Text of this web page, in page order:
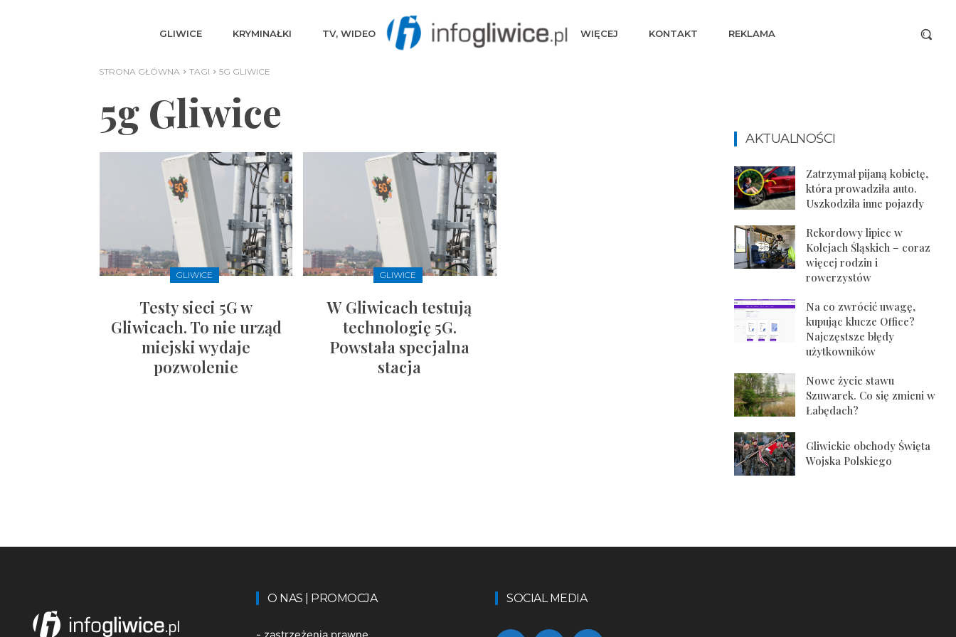
GLIWICE KRYMINAŁKI TV, WIDEO WIĘCEJ KONTAKT REKLAMA
STRONA GŁÓWNA TAGI 5G GLIWICE
5g Gliwice
GLIWICE
Testy sieci 5G w
Gliwicach. To nie urząd
miejski wydaje
pozwolenie
GLIWICE
W Gliwicach testują
technologię 5G.
Powstała specjalna
stacja
AKTUALNOŚCI
Zatrzymał pijaną kobietę,
która prowadziła auto.
Uszkodziła inne pojazdy
Rekordowy lipiec w
Kolejach Śląskich – coraz
więcej rodzin i
rowerzystów
Na co zwrócić uwagę,
kupując klucze Office?
Najczęstsze błędy
użytkowników
Nowe życie stawu
Szuwarek. Co się zmieni w
Łabędach?
Gliwickie obchody Święta
Wojska Polskiego
O NAS | PROMOCJA
- zastrzeżenia prawne
SOCIAL MEDIA